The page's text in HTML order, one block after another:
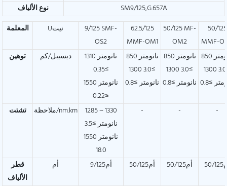
نوع الألياف
SM9/125,G.657A
المعلمة
Uنيت
9/125 SMF-
OS2
62.5/125
MMF-OM1
50/125 MF-
OM2
50/125
MMF-
توهين
ديسيبل/كم
1310 نانومتر
≥0.35
1550 نانومتر
≥0.22
850 نانومتر
≥3.0 1300
نانومتر ≥0.8
850 نانومتر
≥3.0 1300
نانومتر ≥0.8
850 نانومتر
≥3.0 1300
≥0.8
تشتت ملاحظة/nm.km
1285 ~ 1330
نانومتر ≥3.5
1550 نانومتر
18.0
- - -
قطر
الألياف
أم أم9/125 أم50/125 أم50/125